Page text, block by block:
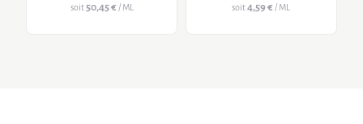
soit 50,45 € / ML
soit4,59 € / ML